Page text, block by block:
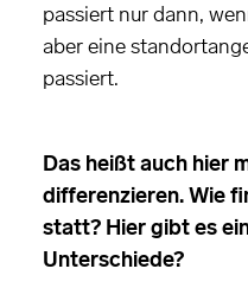
passiert nur dann,
aber eine
passiert.
Das heißt auch hier
differenzieren. Wie
statt? Hier gibt es
Unterschiede?